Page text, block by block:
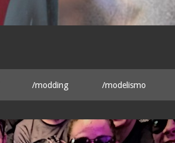
/modding /modelismo